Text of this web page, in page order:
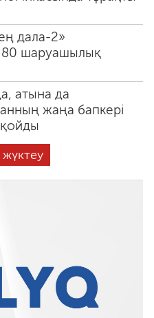
дала-2»
80 шаруашылық
атына да
жаңа бапкері
жүктеу